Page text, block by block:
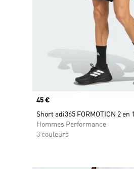
Prix
45 €
Short adi365 FORMOTION 2 en 1
Hommes Performance
3 couleurs